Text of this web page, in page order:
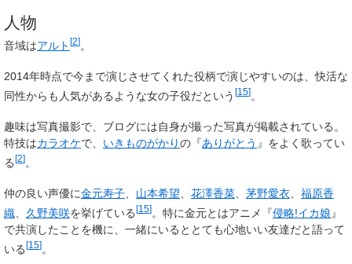
人物
音域はアルト [2]。
2014年時点で今まで演じさせてくれた役柄で演じやすいのは、快活な
同性からも人気があるような女の子役だという [15]。
趣味は写真撮影で、ブログには自身が撮った写真が掲載されている。
特技はカラオケで、 いきものがかりの『ありがとう 』をよく歌ってい
る [2] 。
仲の良い声優に金元寿子、 山本希望、 花澤香菜、 茅野愛衣、 福原香
織
久野美咲を挙げている [15] 。特に金元とはアニメ『侵略!イカ娘 』
で共演したことを機に、一緒にいるととても心地いい友達だと語って
いる[15]。